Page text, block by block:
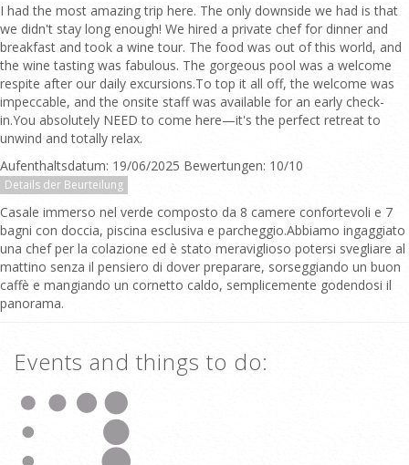
I had the most amazing trip here. The only downside we had is that
we didn't stay long enough! We hired a private chef for dinner and
breakfast and took a wine tour. The food was out of this world, and
the wine tasting was fabulous. The gorgeous pool was a welcome
respite after our daily excursions.To top it all off, the welcome was
impeccable, and the onsite staff was available for an early check-
in.You absolutely NEED to come here—it's the perfect retreat to
unwind and totally relax.
Aufenthaltsdatum: 19/06/2025 Bewertungen: 10/10
Details der Beurteilung
Casale immerso nel verde composto da 8 camere confortevoli e 7
bagni con doccia, piscina esclusiva e parcheggio.Abbiamo ingaggiato
una chef per la colazione ed è stato meraviglioso potersi svegliare al
mattino senza il pensiero di dover preparare, sorseggiando un buon
caffè e mangiando un cornetto caldo, semplicemente godendosi il
panorama.
Events and things to do: